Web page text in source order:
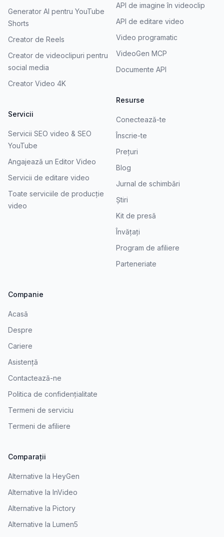
Generator AI pentru YouTube
Shorts
Creator de Reels
Creator de videoclipuri pentru
social media
Creator Video 4K
Servicii
Servicii SEO video & SEO
YouTube
Angajează un Editor Video
Servicii de editare video
Toate serviciile de producție
video
API de imagine în videoclip
API de editare video
Video programatic
VideoGen MCP
Documente API
Resurse
Conectează-te
Înscrie-te
Prețuri
Blog
Jurnal de schimbări
Știri
Kit de presă
Învățați
Program de afiliere
Parteneriate
Companie
Acasă
Despre
Cariere
Asistență
Contactează-ne
Politica de confidențialitate
Termeni de serviciu
Termeni de afiliere
Comparații
Alternative la HeyGen
Alternative la InVideo
Alternative la Pictory
Alternative la Lumen5